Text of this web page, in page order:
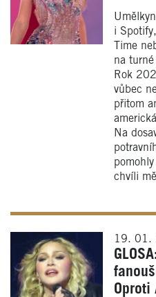
i
Time
na
Rok
vůbec
přitom
Na
chvíli
19. 01.
Oproti